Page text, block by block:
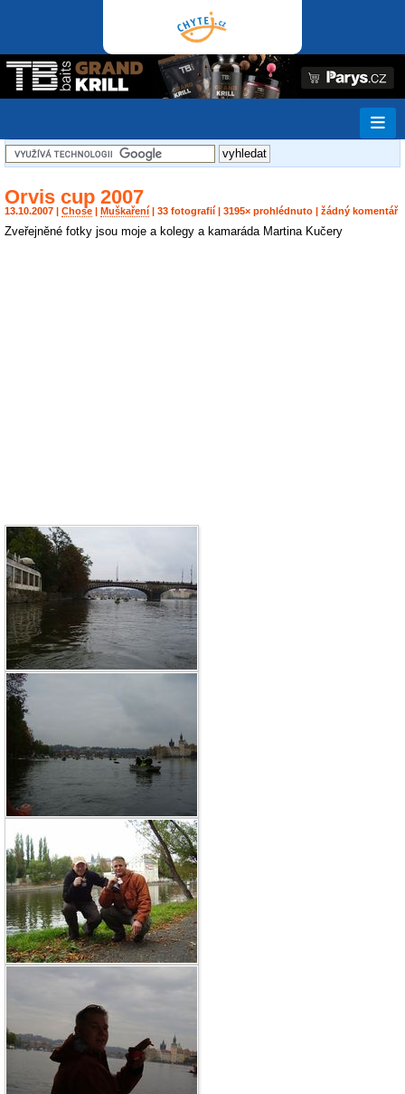
Orvis cup 2007
13.10.2007 | Chose Muškaření | 33 fotografií | 3195× prohlédnuto | žádný komentář
Zveřejněné fotky jsou moje a kolegy a kamaráda Martina Kučery